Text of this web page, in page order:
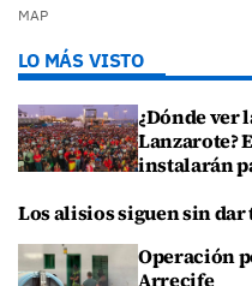
MAP
LO MÁS VISTO
¿Dónde ver
Lanzarote?
instalarán
Los alisios siguen sin
Operación
Arrecife